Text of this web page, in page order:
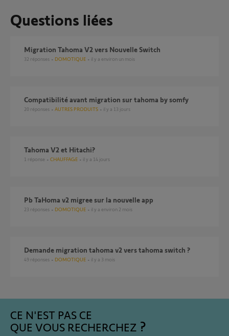
Questions liées
Migration Tahoma V2 vers Nouvelle Switch
32 réponses DOMOTIQUE il y a environ un mois
compatibilité avant migration sur tahoma by somfy
20 réponses AUTRES PRODUITS il y a 13 jours
Tahoma V2 et Hitachi?
1 réponse CHAUFFAGE il y a 14 jours
Pb TaHoma v2 migree sur la nouvelle app
23 réponses DOMOTIQUE il y a environ 2 mois
demande migration tahoma v2 vers tahoma switch ?
49 réponses DOMOTIQUE il y a 3 mois
CE N'EST PAS CE
QUE VOUS RECHERCHEZ